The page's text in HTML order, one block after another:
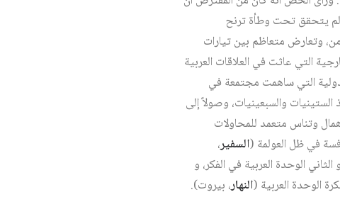
لم يتحقق تحت وطأة ترنح
وتعارض متعاظم بين تيارات
التي عاثت في العلاقات العربية
التي ساهمت مجتمعة في
منذ الستينيات والسبعينيات، وصولاً إلى
وتناس متعمد للمحاولات
في ظل العولمة (السفير،
الوحدة العربية في الفكر، و
الوحدة العربية (النهار، بيروت).